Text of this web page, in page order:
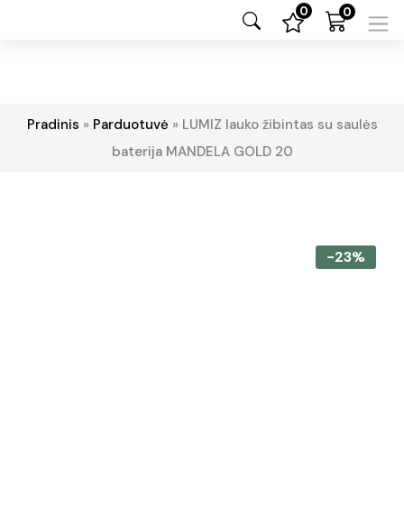
0 0
Pradinis » Parduotuvė » LUMIZ lauko žibintas su saulės
baterija MANDELA GOLD 20
-23%